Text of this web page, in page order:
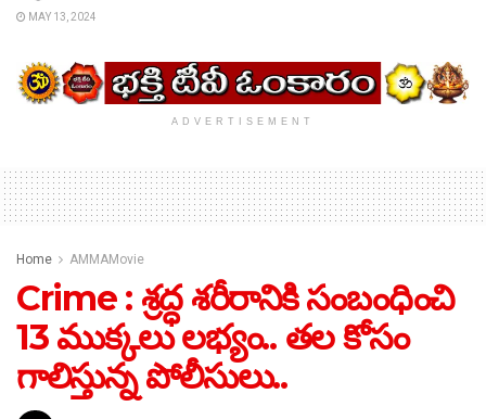
MAY 13, 2024
ADVERTISEMENT
Home AMMAMovie
Crime : శ్రద్ధ శరీరానికి సంబంధించి
13 ముక్కలు లభ్యం.. తల కోసం
గాలిస్తున్న పోలీసులు..